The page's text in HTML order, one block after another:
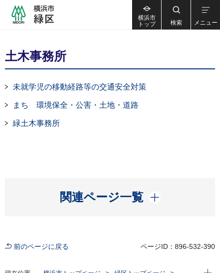
横浜市
トップ
検索 メニュー
土木事務所
未就学児の移動経路等の交通安全対策
まち 環境保全・公害・土地・道路
緑土木事務所
関連ページ一覧
開く
前のページに戻る ページID：896-532-390
現在